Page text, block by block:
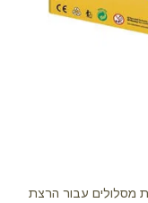
מסלולים עבור הרצת